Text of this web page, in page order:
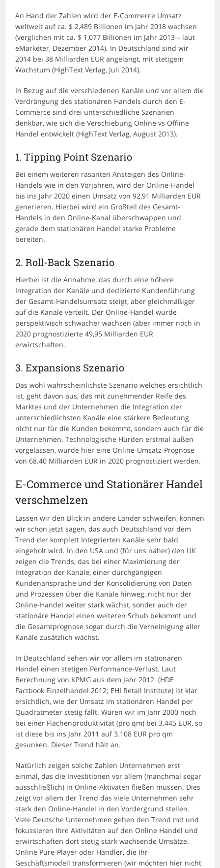
An Hand der Zahlen wird der E-Commerce Umsatz
weltweit auf ca. $ 2,489 Billionen im Jahr 2018 wachsen
(verglichen mit ca. $ 1,077 Billionen im Jahr 2013 – laut
eMarketer, Dezember 2014). In Deutschland sind wir
2014 bei 38 Milliarden EUR angelangt, mit stetigem
Wachstum (HighText Verlag, Juli 2014).
In Bezug auf die verschiedenen Kanäle und vor allem die
Verdrängung des stationären Handels durch den E-
Commerce sind drei unterschiedliche Szenarien
denkbar, wie sich die Verschiebung Online vs Offline
Handel entwickelt (HighText Verlag, August 2013).
1. Tipping Point Szenario
Bei einem weiteren rasanten Ansteigen des Online-
Handels wie in den Vorjahren, wird der Online-Handel
bis ins Jahr 2020 einen Umsatz von 92,91 Milliarden EUR
generieren. Hierbei wird ein Großteil des Gesamt-
Handels in den Online-Kanal überschwappen und
gerade dem stationären Handel starke Probleme
bereiten.
2. Roll-Back Szenario
Hierbei ist die Annahme, das durch eine höhere
Integration der Kanäle und dedizierte Kundenführung
der Gesamt-Handelsumsatz steigt, aber gleichmäßiger
auf die Kanäle verteilt. Der Online-Handel würde
perspektivisch schwächer wachsen (aber immer noch in
2020 prognostizierte 49,95 Milliarden EUR
erwirtschaften.
3. Expansions Szenario
Das wohl wahrscheinlichste Szenario welches ersichtlich
ist, geht davon aus, das mit zunehmender Reife des
Marktes und der Unternehmen die Integration der
unterschiedlichsten Kanäle eine stärkere Bedeutung
nicht nur für die Kunden bekommt, sondern auch für die
Unternehmen. Technologische Hürden erstmal außen
vorgelassen, würde hier eine Online-Umsatz-Prognose
von 68.40 Milliarden EUR in 2020 prognostiziert werden.
E-Commerce und Stationärer Handel
verschmelzen
Lassen wir den Blick in andere Länder schweifen, können
wir schon jetzt sagen, das auch Deutschland vor dem
Trend der komplett Integrierten Kanäle sehr bald
eingeholt wird. In den USA und (für uns näher) den UK
zeigen die Trends, das bei einer Maximierung der
Integration der Kanäle, einer durchgängigen
Kundenansprache und der Konsolidierung von Daten
und Prozessen über die Kanäle hinweg, nicht nur der
Online-Handel weiter stark wächst, sonder auch der
stationäre Handel einen weiteren Schub bekommt und
die Gesamtprognose sogar durch die Verneinigung aller
Kanäle zusätzlich wächst.
In Deutschland sehen wir vor allem im stationären
Handel einen stetigen Performance-Verlust. Laut
Berechnung von KPMG aus dem Jahr 2012 (HDE
Factbook Einzelhandel 2012; EHI Retail Institute) ist klar
ersichtlich, wie der Umsatz im stationären Handel per
Quadratmeter stetig fällt. Waren wir im Jahr 2000 noch
bei einer Flächenproduktivität (pro qm) bei 3.445 EUR, so
ist diese bis ins Jahr 2011 auf 3.108 EUR pro qm
gesunken. Dieser Trend hält an.
Natürlich zeigen solche Zahlen Unternehmen erst
einmal, das die Investitionen vor allem (manchmal sogar
ausschließlich) in Online-Aktiväten fließen müssen. Dies
zeigt vor allem der Trend das viele Unternehmen sehr
stark den Online-Handel in den Vordergrund stellen.
Viele Deutsche Unternehmen gehen den Trend mit und
fokussieren Ihre Aktivitäten auf den Online Handel und
erwirtschaften dort stetig stark wachsende Umsätze.
Online Pure-Player oder Händler, die Ihr
Geschäftsmodell transformieren (wir möchten hier nicht